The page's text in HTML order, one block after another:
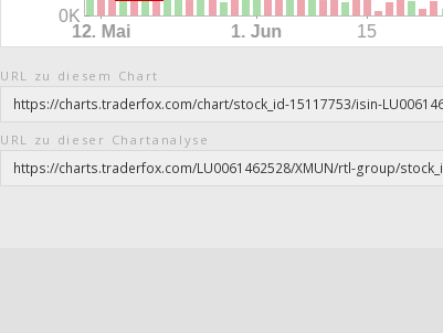
URL zu diesem Chart
URL zu dieser Chartanalyse